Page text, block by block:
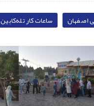
اصفهان ساعات کار تله‌کابین